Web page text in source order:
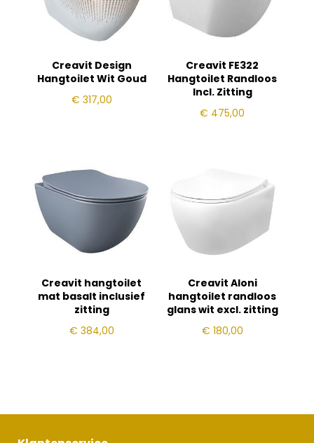
Creavit Design
Hangtoilet Wit Goud
€ 317,00
Creavit FE322
Hangtoilet Randloos
Incl. Zitting
€ 475,00
Creavit hangtoilet
mat basalt inclusief
zitting
€ 384,00
Creavit Aloni
hangtoilet randloos
glans wit excl. zitting
€ 180,00